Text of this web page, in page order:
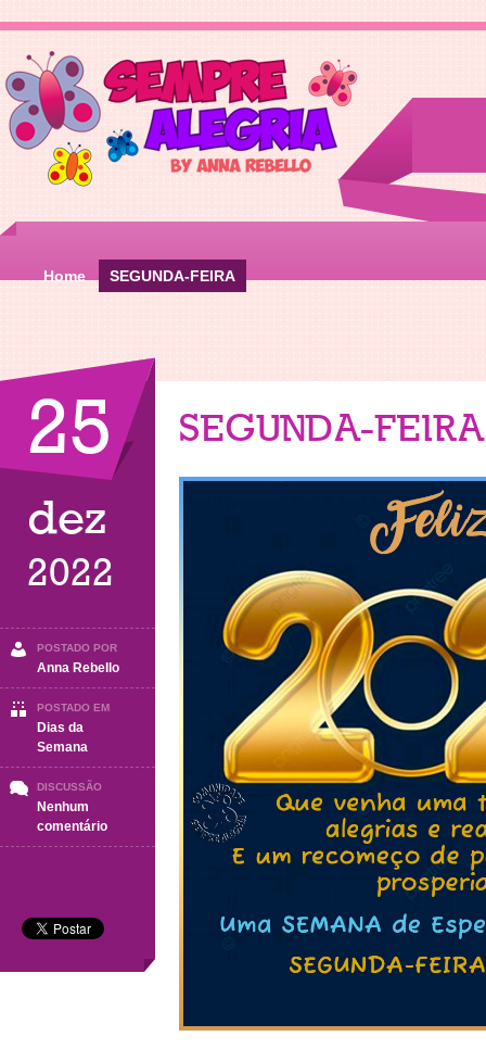
Home SEGUNDA-FEIRA
25
dez
2022
POSTADO POR
Anna Rebello
POSTADO EM
Dias da
Semana
DISCUSSÃO
Nenhum
comentárioem
SEGUNDA-
SEGUNDA-FEIRA